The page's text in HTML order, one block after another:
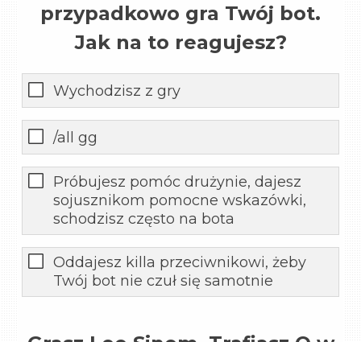
przypadkowo gra Twój bot.
Jak na to reagujesz?
Wychodzisz z gry
/all gg
Próbujesz pomóc drużynie, dajesz
sojusznikom pomocne wskazówki,
schodzisz często na bota
Oddajesz killa przeciwnikowi, żeby
Twój bot nie czuł się samotnie